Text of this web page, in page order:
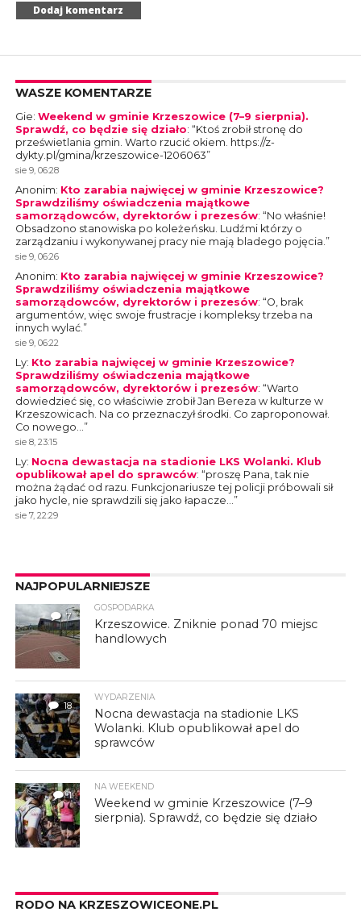
WASZE KOMENTARZE
Gie: Weekend w gminie Krzeszowice (7–9 sierpnia).
Sprawdź, co będzie się działo: “Ktoś zrobił stronę do
prześwietlania gmin. Warto rzucić okiem. https://z-
dykty.pl/gmina/krzeszowice-1206063”
sie 9, 06:28
Anonim: Kto zarabia najwięcej w gminie Krzeszowice?
Sprawdziliśmy oświadczenia majątkowe
samorządowców, dyrektorów i prezesów: “No właśnie!
Obsadzono stanowiska po koleżeńsku. Ludźmi którzy o
zarządzaniu i wykonywanej pracy nie mają bladego pojęcia.”
sie 9, 06:26
Anonim: Kto zarabia najwięcej w gminie Krzeszowice?
Sprawdziliśmy oświadczenia majątkowe
samorządowców, dyrektorów i prezesów: “O, brak
argumentów, więc swoje frustracje i kompleksy trzeba na
innych wylać.”
sie 9, 06:22
Ly: Kto zarabia najwięcej w gminie Krzeszowice?
Sprawdziliśmy oświadczenia majątkowe
samorządowców, dyrektorów i prezesów: “Warto
dowiedzieć się, co właściwie zrobił Jan Bereza w kulturze w
Krzeszowicach. Na co przeznaczył środki. Co zaproponował.
Co nowego…”
sie 8, 23:15
Ly: Nocna dewastacja na stadionie LKS Wolanki. Klub
opublikował apel do sprawców: “proszę Pana, tak nie
można żądać od razu. Funkcjonariusze tej policji próbowali sił
jako hycle, nie sprawdzili się jako łapacze…”
sie 7, 22:29
NAJPOPULARNIEJSZE
7
GOSPODARKA
Krzeszowice. Zniknie ponad 70 miejsc
handlowych
18
WYDARZENIA
Nocna dewastacja na stadionie LKS
Wolanki. Klub opublikował apel do
sprawców
1
NA WEEKEND
Weekend w gminie Krzeszowice (7–9
sierpnia). Sprawdź, co będzie się działo
RODO NA KRZESZOWICEONE.PL